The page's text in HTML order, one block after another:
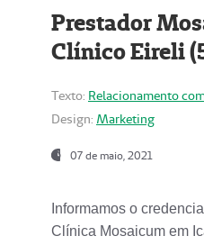
Prestador
Clínico Eireli
Texto: Relacionamento
Design: Marketing
07 de maio, 2021
Informamos o
Clínica Mosaicum em